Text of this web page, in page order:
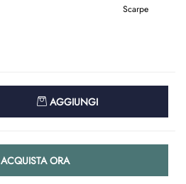
Scarpe
AGGIUNGI
ACQUISTA ORA